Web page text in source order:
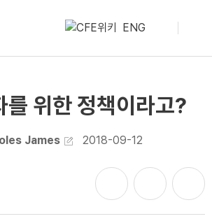
ENG
를 위한 정책이라고?
James 2018-09-12